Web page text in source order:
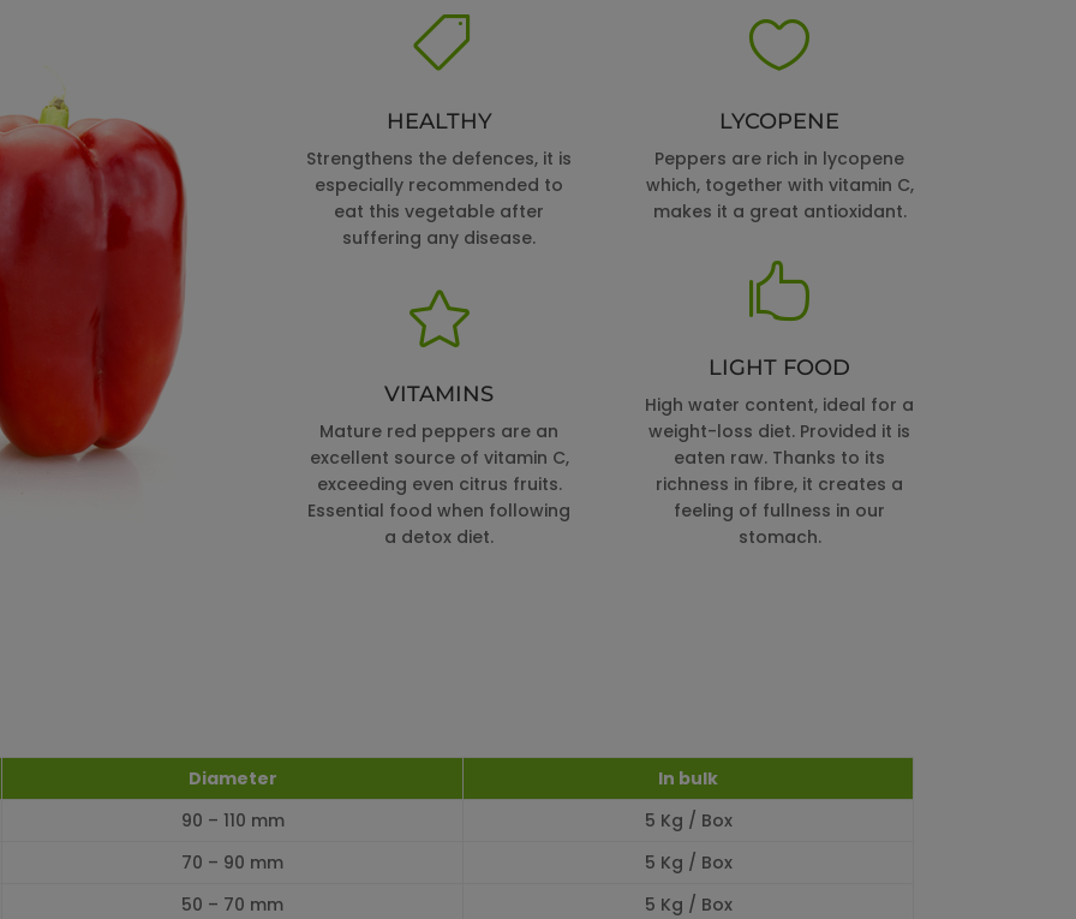

HEALTHY
Strengthens the defences, it is
especially recommended to
eat this vegetable after
suffering any disease.

VITAMINS
Mature red peppers are an
excellent source of vitamin C,
exceeding even citrus fruits.
Essential food when following
a detox diet.

LYCOPENE
Peppers are rich in lycopene
which, together with vitamin C,
makes it a great antioxidant.

LIGHT FOOD
High water content, ideal for a
weight-loss diet. Provided it is
eaten raw. Thanks to its
richness in fibre, it creates a
feeling of fullness in our
stomach.
Diameter
In bulk
90 – 110 mm
5 Kg / Box
70 – 90 mm
5 Kg / Box
50 – 70 mm 5 Kg / Box